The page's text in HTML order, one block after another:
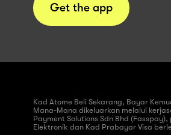
Get the app
Kad Atome Beli Sekarang, Bayar
Mana-Mana dikeluarkan melalui
Payment Solutions Sdn Bhd
Elektronik dan Kad Prabayar Visa